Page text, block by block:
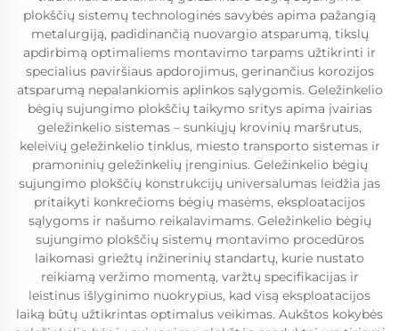
plokščių sistemų technologinės savybės apima pažangią
metalurgiją, padidinančią nuovargio atsparumą, tikslų
apdirbimą optimaliems montavimo tarpams užtikrinti ir
specialius paviršiaus apdorojimus, gerinančius korozijos
atsparumą nepalankiomis aplinkos sąlygomis. Geležinkelio
bėgių sujungimo plokščių taikymo sritys apima įvairias
geležinkelio sistemas – sunkiųjų krovinių maršrutus,
keleivių geležinkelio tinklus, miesto transporto sistemas ir
pramoninių geležinkelių įrenginius. Geležinkelio bėgių
sujungimo plokščių konstrukcijų universalumas leidžia jas
pritaikyti konkrečioms bėgių masėms, eksploatacijos
sąlygoms ir našumo reikalavimams. Geležinkelio bėgių
sujungimo plokščių sistemų montavimo procedūros
laikomasi griežtų inžinerinių standartų, kurie nustato
reikiamą veržimo momentą, varžtų specifikacijas ir
leistinus išlyginimo nuokrypius, kad visą eksploatacijos
laiką būtų užtikrintas optimalus veikimas. Aukštos kokybės